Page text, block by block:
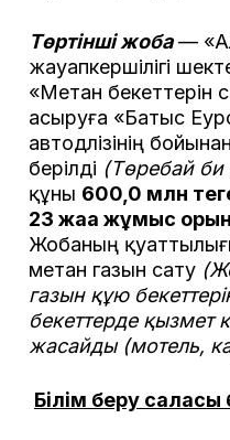
Төртінші жоба—
жауапкершілігі
«Метан бекеттерін
асыруға «Батыс
автодәлізінің бойынан
берілді (Төребай
құны 600,0 млн
23 жаңа жұмыс
Жобаның
метан газын сату
газын құю
бекеттерде
жасайды (мотель,
Білім беру